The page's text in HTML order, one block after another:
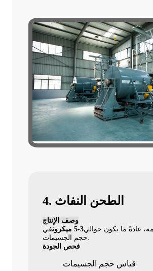
4. الطحن النفاث
وصف الإنتاج
عادةً ما يكون حوالي3-5 ميكرون
في
حجم الجسيمات.
فحص الجودة
قياس حجم الجسيمات